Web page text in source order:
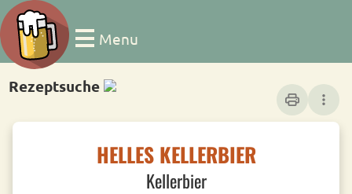
Menu
Rezeptsuche
print more_vert
HELLES KELLERBIER
Kellerbier